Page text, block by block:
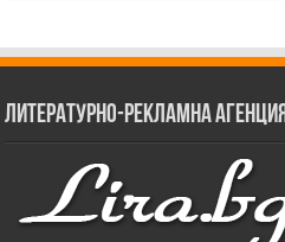
Литературно-рекламна